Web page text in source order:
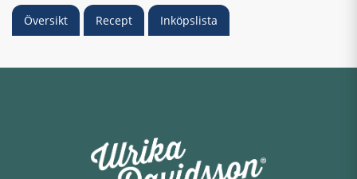
Översikt Recept Inköpslista